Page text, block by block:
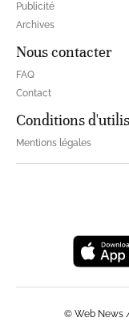
Publicité
Archives
Nous contacter
FAQ
Contact
Conditions
Mentions légales
© Web News